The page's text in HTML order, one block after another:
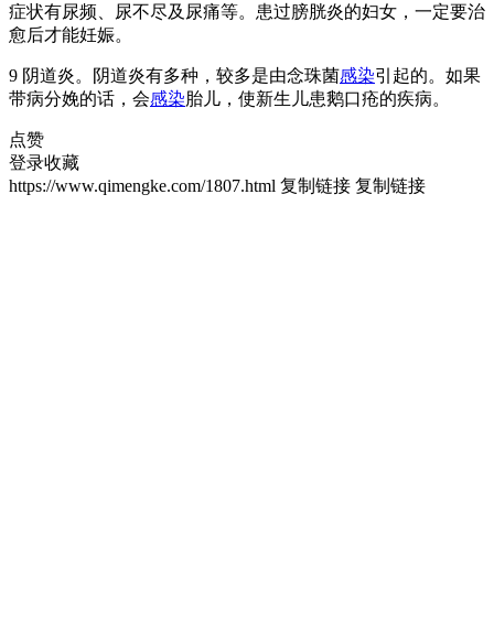
症状有尿频、尿不尽及尿痛等。患过膀胱炎的妇女，一定要治
愈后才能妊娠。
9 阴道炎。阴道炎有多种，较多是由念珠菌感染引起的。如果
带病分娩的话，会感染胎儿，使新生儿患鹅口疮的疾病。
点赞
登录收藏
https://www.qimengke.com/1807.html 复制链接 复制链接